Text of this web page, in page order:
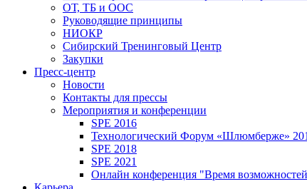
ОТ, ТБ и ООС
Руководящие принципы
НИОКР
Сибирский Тренинговый Центр
Закупки
Пресс-центр
Новости
Контакты для прессы
Мероприятия и конференции
SPE 2016
Технологический Форум «Шлюмберже»
SPE 2018
SPE 2021
Онлайн конференция "Время